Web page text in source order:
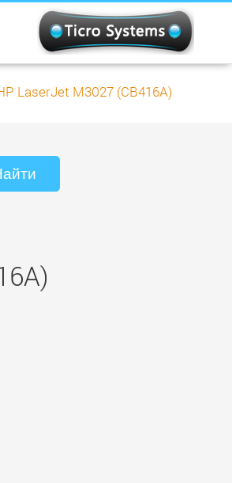
LaserJet M3027 (CB416A)